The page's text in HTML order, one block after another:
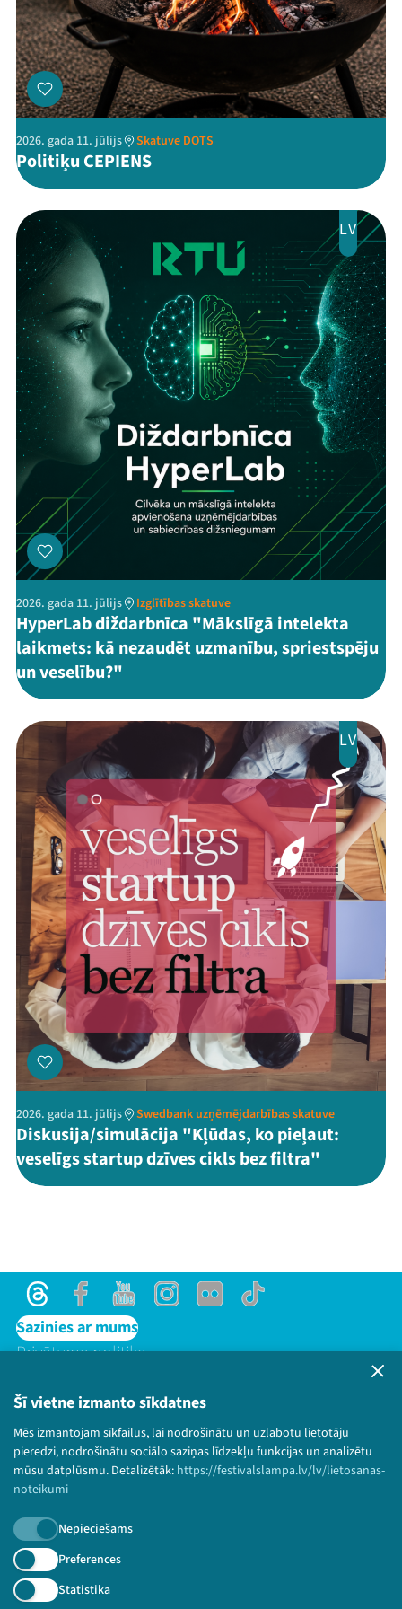
Šī vietne izmanto sīkdatnes
Mēs izmantojam sīkfailus, lai nodrošinātu un uzlabotu lietotāju
pieredzi, nodrošinātu sociālo saziņas līdzekļu funkcijas un analizētu
mūsu datplūsmu. Detalizētāk: https://festivalslampa.lv/lv/lietosanas-
noteikumi
Nepieciešams
Preferences
Statistika
ThreadsFacebookYoutube
X Instagram
Flick TikTok
2026. gada 11. jūlijs Skatuve DOTS
Politiķu CEPIENS
LV
2026. gada 11. jūlijs Izglītības skatuve
HyperLab diždarbnīca "Mākslīgā intelekta
laikmets: kā nezaudēt uzmanību, spriestspēju
un veselību?"
LV
2026. gada 11. jūlijs Swedbank uzņēmējdarbības skatuve
Diskusija/simulācija "Kļūdas, ko pieļaut:
veselīgs startup dzīves cikls bez filtra"
ThreadsFacebookYoutubeInstagram
Flick TikTok
Sazinies ar mums
Privātuma politika
Bērnu aizsardzības politika
© 2026 Sarunu festivāls LAMPA Visas tiesības
paturētas.
Piesakies jaunumiem!
Nepalaid garām aktuālāko informāciju!